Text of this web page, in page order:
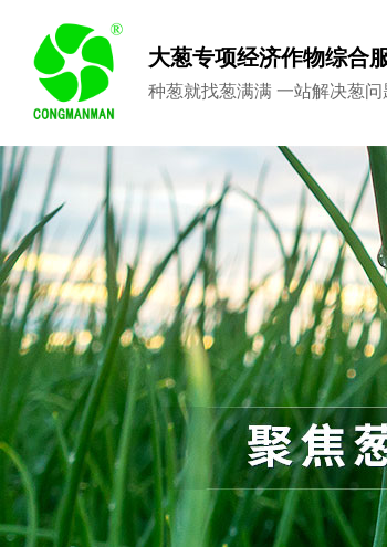
大葱专项经济作物综合
种葱就找葱满满 一站解决葱问